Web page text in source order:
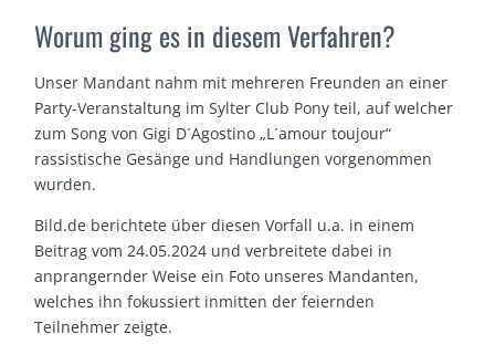
Worum ging es in diesem Verfahren?
Unser Mandant nahm mit mehreren Freunden an einer
Party-Veranstaltung im Sylter Club Pony teil, auf welcher
zum Song von Gigi D´Agostino „L´amour toujour“
rassistische Gesänge und Handlungen vorgenommen
wurden.
Bild.de berichtete über diesen Vorfall u.a. in einem
Beitrag vom 24.05.2024 und verbreitete dabei in
anprangernder Weise ein Foto unseres Mandanten,
welches ihn fokussiert inmitten der feiernden
Teilnehmer zeigte.